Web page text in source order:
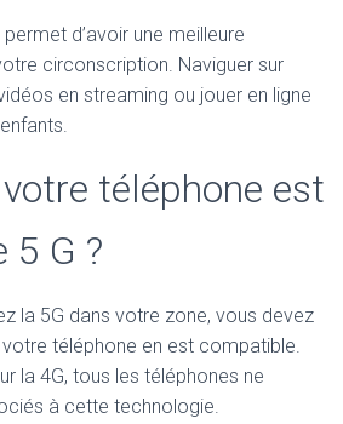
d’avoir une meilleure
circonscription. Naviguer sur
en streaming ou jouer en ligne
téléphone est
5 G ?
la 5G dans votre zone, vous devez
téléphone en est compatible.
la 4G, tous les téléphones ne
à cette technologie.